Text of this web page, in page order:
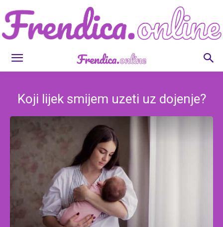
Frendica.online
Koji lijek smijem uzeti uz dojenje?